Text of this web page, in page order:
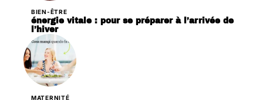
BIEN-ÊTRE
énergie vitale : pour se préparer à l’arrivée de
l’hiver
MATERNITÉ